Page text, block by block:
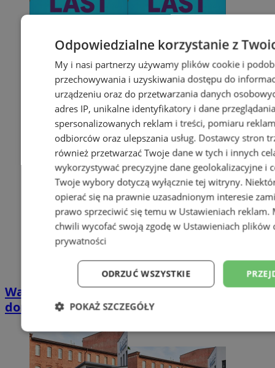
Wakacyjny wypoczynek nad Bałtykiem w
domkach Szmaragdowe Morze
Odpowiedzialne korzystanie z
My i nasi partnerzy używamy plików cookie i
przechowywania i uzyskiwania dostępu do
urządzeniu oraz do przetwarzania danych
adres IP, unikalne identyfikatory i dane
spersonalizowanych reklam i treści, pomiaru
odbiorców oraz ulepszania usług. Dostawcy stron
również przetwarzać Twoje dane w tych i innych
wykorzystywać precyzyjne dane geolokalizacyjne i
Twoje wybory dotyczą wyłącznie tej witryny.
opierać się na prawnie uzasadnionym interesie
prawo sprzeciwić się temu w Ustawieniach reklam.
chwili wycofać swoją zgodę w Ustawieniach plików
prywatności
ODRZUĆ WSZYSTKIE
POKAŻ SZCZEGÓŁY
Niezbędne Wydajność